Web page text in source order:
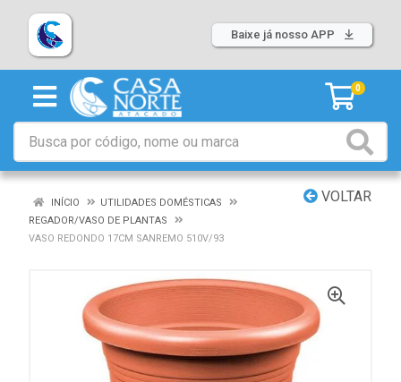
Baixe já nosso APP
0
VOLTAR
INÍCIO
UTILIDADES DOMÉSTICAS
REGADOR/VASO DE PLANTAS
VASO REDONDO 17CM SANREMO 510V/93